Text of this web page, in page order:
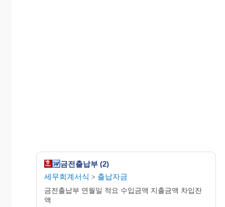
금전출납부 (2)
세무회계서식 > 출납자금
금전출납부 연월일 적요 수입금액 지출금액 차입잔
액